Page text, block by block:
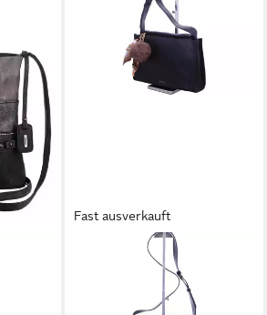
Fast ausverkauft
Umhängetasche
49,95 €